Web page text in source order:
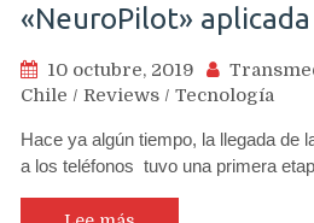
«NeuroPilot»
10 octubre, 2019
Chile / Reviews / Tecnología
Hace ya algún tiempo, la llegada de
a los teléfonos tuvo una primera